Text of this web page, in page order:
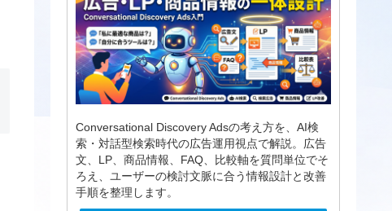
Conversational Discovery Adsの考え方を、AI検
索・対話型検索時代の広告運用視点で解説。広告
文、LP、商品情報、FAQ、比較軸を質問単位でそ
ろえ、ユーザーの検討文脈に合う情報設計と改善
手順を整理します。